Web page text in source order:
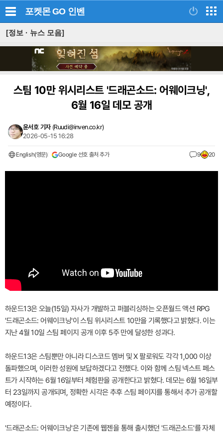
포켓몬 GO 인벤
[정보 · 뉴스 모음]
스팀 10만 위시리스트 '드래곤소드: 어웨이크닝',
6월 16일 데모 공개
윤서호 기자 (Ruudi@inven.co.kr)
2026-05-15 16:28
English(영문) Google 선호 출처 추가 9 20
하운드13은 오늘(15일) 자사가 개발하고 퍼블리싱하는 오픈월드 액션 RPG
'드래곤소드: 어웨이크닝'이 스팀 위시리스트 10만을 기록했다고 밝혔다. 이는
지난 4월 10일 스팀 페이지 공개 이후 5주 만에 달성한 성과다.
하운드13은 스팀뿐만 아니라 디스코드 멤버 및 X 팔로워도 각각 1,000 이상
돌파했으며, 이러한 성원에 보답하겠다고 전했다. 이와 함께 스팀 넥스트 페스
트가 시작하는 6월 16일부터 체험판을 공개한다고 밝혔다. 데모는 6월 16일부
터 23일까지 공개되며, 정확한 시각은 추후 스팀 페이지를 통해서 추가 공개할
예정이다.
'드래곤소드: 어웨이크닝'은 기존에 웹젠을 통해 출시했던 '드래곤소드'를 자체